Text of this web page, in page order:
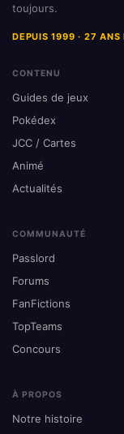
toujours.
DEPUIS 1999 · 27 ANS
CONTENU
Guides de jeux
Pokédex
JCC / Cartes
Animé
Actualités
COMMUNAUTÉ
Passlord
Forums
FanFictions
TopTeams
Concours
À PROPOS
Notre histoire